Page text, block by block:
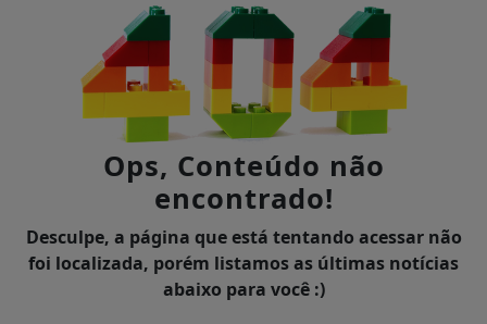
Ops, Conteúdo não
encontrado!
Desculpe, a página que está tentando acessar não
foi localizada, porém listamos as últimas notícias
abaixo para você :)